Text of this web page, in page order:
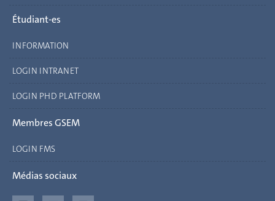
Étudiant-es
INFORMATION
LOGIN INTRANET
LOGIN PHD PLATFORM
Membres GSEM
LOGIN FMS
Médias sociaux